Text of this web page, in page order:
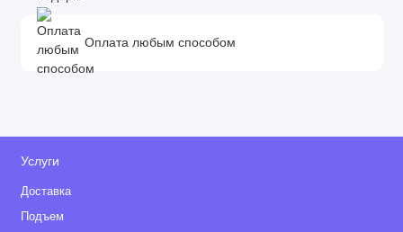
Оплата любым способом
Услуги
Доставка
Подъем